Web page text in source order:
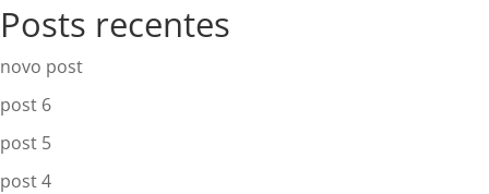
Posts recentes
novo post
post 6
post 5
post 4